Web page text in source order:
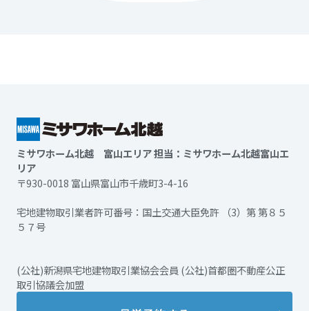
ミサワホーム北越 富山エリア 担当：ミサワホーム北越富山エ
リア
〒930-0018 富山県富山市千歳町3-4-16
宅地建物取引業者許可番号：国土交通大臣免許 （3）第 第８５
５７号
(公社)新潟県宅地建物取引業協会会員 (公社)首都圏不動産公正
取引協議会加盟